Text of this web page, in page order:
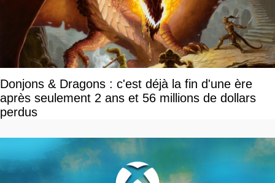
Donjons & Dragons : c'est déjà la fin d'une ère
après seulement 2 ans et 56 millions de dollars
perdus